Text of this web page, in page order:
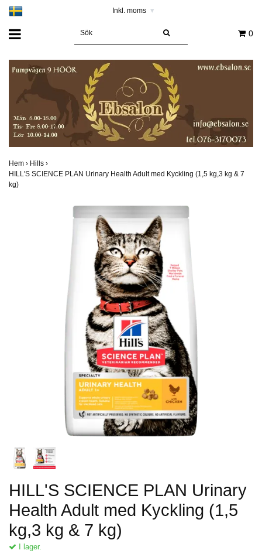
Inkl. moms ▾
0
Hem › Hills ›
HILL'S SCIENCE PLAN Urinary Health Adult med Kyckling (1,5 kg,3 kg & 7
kg)
HILL'S SCIENCE PLAN Urinary
Health Adult med Kyckling (1,5
kg,3 kg & 7 kg)
I lager.